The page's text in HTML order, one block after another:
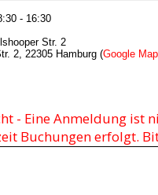
- 16:30
Str. 2
2, 22305 Hamburg (Google
- Eine Anmeldung ist
Buchungen erfolgt.